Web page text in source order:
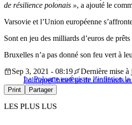
de résilience polonais », a ajouté le
Varsovie et l’Union européenne
Sont en jeu des milliards d’euros de
Bruxelles n’a pas donné son feu vert à
La Pologne enregistre l’inflation
Sep 3, 2021 - 08:19
Dernière mise
PolitiqueChineÉtat de droitfonds
Print Partager
LES PLUS LUS